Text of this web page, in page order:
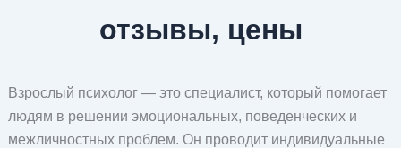
отзывы, цены
Взрослый психолог — это специалист, который помогает
людям в решении эмоциональных, поведенческих и
межличностных проблем. Он проводит индивидуальные